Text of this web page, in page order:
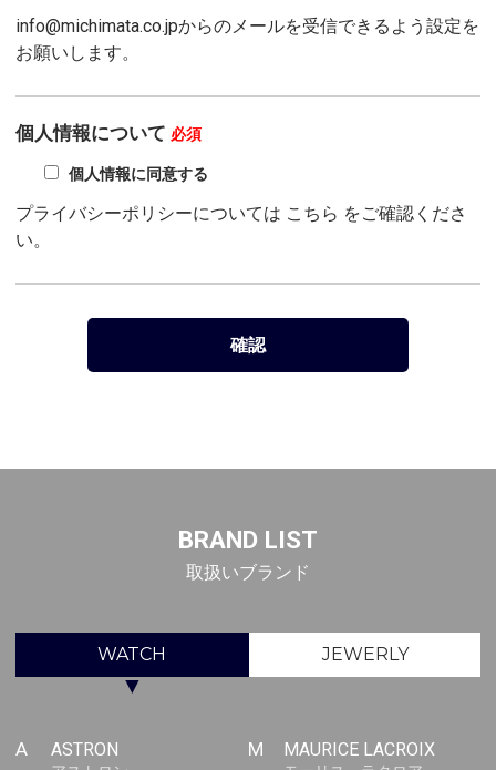
info@michimata.co.jpからのメールを受信できるよう設定を
お願いします。
個人情報について 必須
個人情報に同意する
プライバシーポリシーについては こちら をご確認くださ
い。
BRAND LIST
取扱いブランド
WATCH JEWERLY
▼
A ASTRON M MAURICE LACROIX